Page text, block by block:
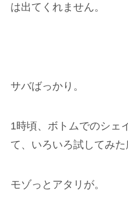
は出てくれません。
サバばっかり。
1時頃、ボトムでのシェ
て、いろいろ試してみた
モゾっとアタリが。